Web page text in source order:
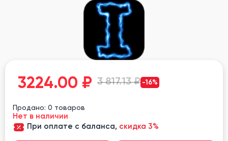
3224.00 ₽ 3 817.13 ₽ -16%
Продано: 0 товаров
Нет в наличии
При оплате с баланса, скидка 3%